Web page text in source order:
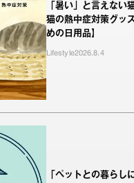
「暑い」と言えない
猫の熱中症対策グッ
めの日用品】
Lifestyle2026.8.4
「ペットとの暮らし